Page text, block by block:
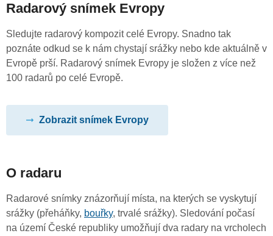
Radarový snímek Evropy
Sledujte radarový kompozit celé Evropy. Snadno tak
poznáte odkud se k nám chystají srážky nebo kde aktuálně v
Evropě prší. Radarový snímek Evropy je složen z více než
100 radarů po celé Evropě.
Zobrazit snímek Evropy
O radaru
Radarové snímky znázorňují místa, na kterých se vyskytují
srážky (přeháňky, bouřky, trvalé srážky). Sledování počasí
na území České republiky umožňují dva radary na vrcholech